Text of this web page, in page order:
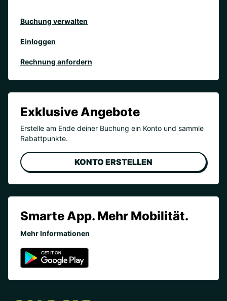
Buchung verwalten
Einloggen
Rechnung anfordern
Exklusive Angebote
Erstelle am Ende deiner Buchung ein Konto und sammle
Rabattpunkte.
KONTO ERSTELLEN
Smarte App. Mehr Mobilität.
Mehr Informationen